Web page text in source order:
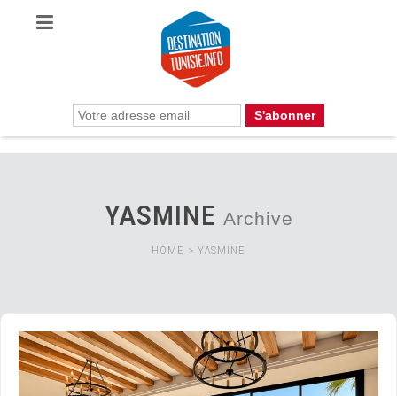
YASMINE Archive
HOME > YASMINE